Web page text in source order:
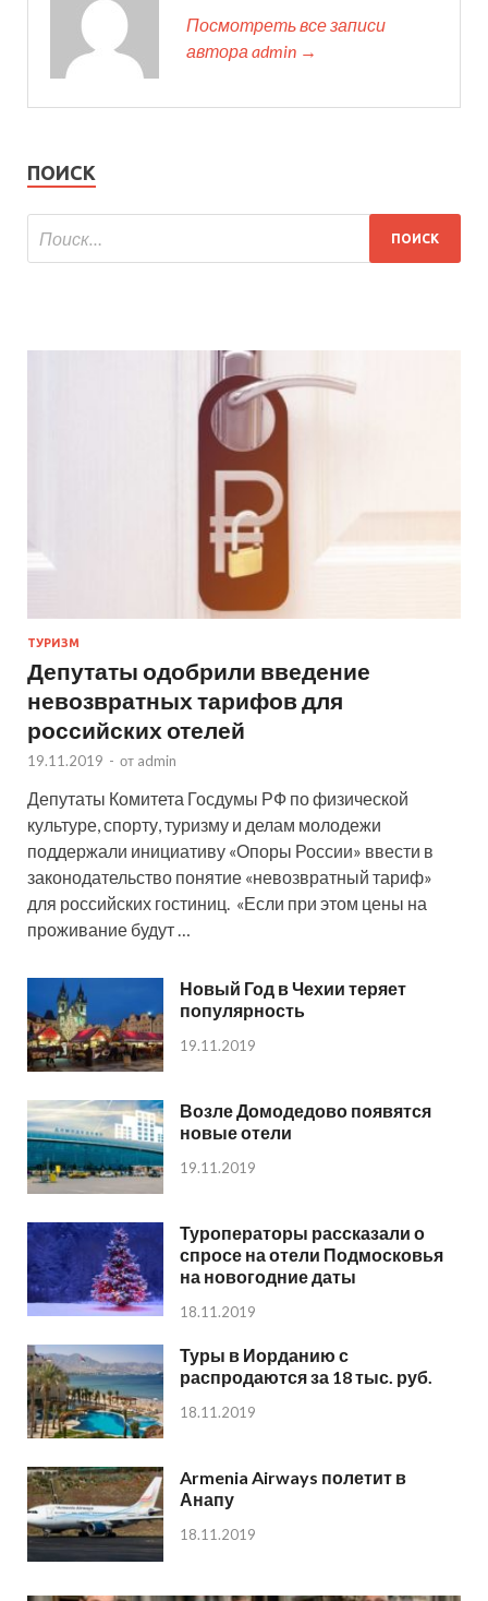
Посмотреть все записи
автора admin →
ПОИСК
ТУРИЗМ
Депутаты одобрили введение
невозвратных тарифов для
российских отелей
19.11.2019 - от admin
Депутаты Комитета Госдумы РФ по физической
культуре, спорту, туризму и делам молодежи
поддержали инициативу «Опоры России» ввести в
законодательство понятие «невозвратный тариф»
для российских гостиниц. «Если при этом цены на
проживание будут …
Новый Год в Чехии теряет
популярность
19.11.2019
Возле Домодедово появятся
новые отели
19.11.2019
Туроператоры рассказали о
спросе на отели Подмосковья
на новогодние даты
18.11.2019
Туры в Иорданию с
распродаются за 18 тыс. руб.
18.11.2019
Armenia Airways полетит в
Анапу
18.11.2019